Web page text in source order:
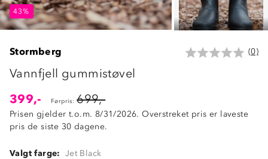
43% 43%
43%
Stormberg (0)
Vannfjell gummistøvel
399,-
Førpris: 699,-
Prisen gjelder t.o.m. 8/31/2026. Overstreket pris er laveste
pris de siste 30 dagene.
Valgt farge: Jet Black